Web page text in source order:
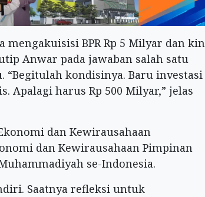
mengakuisisi BPR Rp 5 Milyar dan
Anwar pada jawaban salah satu
kondisinya. Baru investasi
Apalagi harus Rp 500 Milyar,” jelas
dan Kewirausahaan
dan Kewirausahaan Pimpinan
se-Indonesia.
Saatnya refleksi untuk